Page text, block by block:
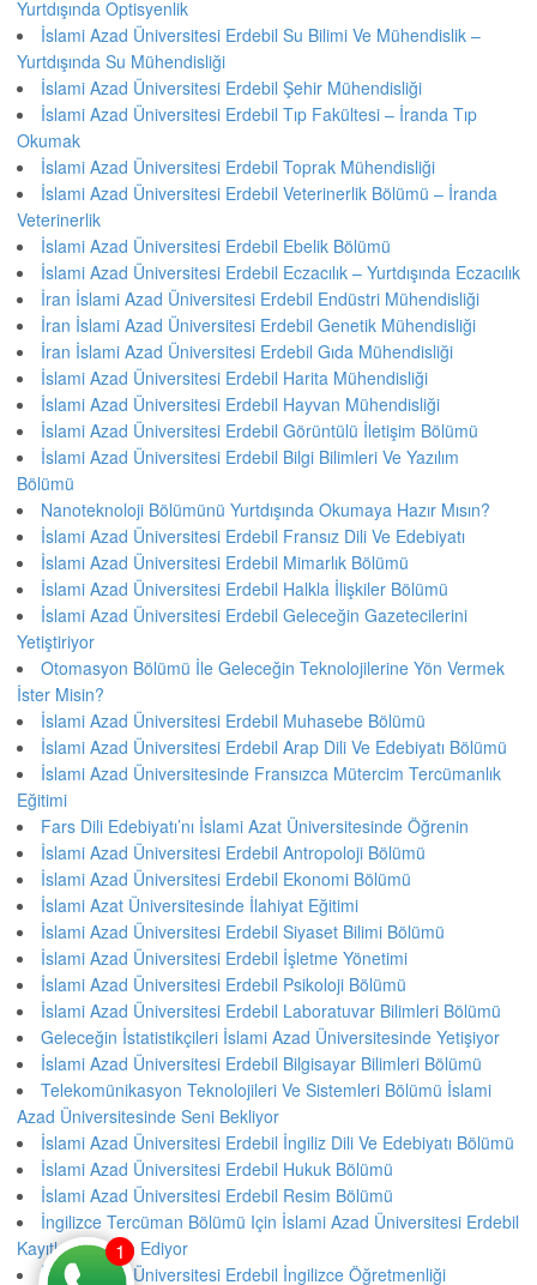
Yurtdışında Optisyenlik
İslami Azad Üniversitesi Erdebil Su Bilimi Ve Mühendislik –
Yurtdışında Su Mühendisliği
İslami Azad Üniversitesi Erdebil Şehir Mühendisliği
İslami Azad Üniversitesi Erdebil Tıp Fakültesi – İranda Tıp
Okumak
İslami Azad Üniversitesi Erdebil Toprak Mühendisliği
İslami Azad Üniversitesi Erdebil Veterinerlik Bölümü – İranda
Veterinerlik
İslami Azad Üniversitesi Erdebil Ebelik Bölümü
İslami Azad Üniversitesi Erdebil Eczacılık – Yurtdışında Eczacılık
İran İslami Azad Üniversitesi Erdebil Endüstri Mühendisliği
İran İslami Azad Üniversitesi Erdebil Genetik Mühendisliği
İran İslami Azad Üniversitesi Erdebil Gıda Mühendisliği
İslami Azad Üniversitesi Erdebil Harita Mühendisliği
İslami Azad Üniversitesi Erdebil Hayvan Mühendisliği
İslami Azad Üniversitesi Erdebil Görüntülü İletişim Bölümü
İslami Azad Üniversitesi Erdebil Bilgi Bilimleri Ve Yazılım
Bölümü
Nanoteknoloji Bölümünü Yurtdışında Okumaya Hazır Mısın?
İslami Azad Üniversitesi Erdebil Fransız Dili Ve Edebiyatı
İslami Azad Üniversitesi Erdebil Mimarlık Bölümü
İslami Azad Üniversitesi Erdebil Halkla İlişkiler Bölümü
İslami Azad Üniversitesi Erdebil Geleceğin Gazetecilerini
Yetiştiriyor
Otomasyon Bölümü İle Geleceğin Teknolojilerine Yön Vermek
İster Misin?
İslami Azad Üniversitesi Erdebil Muhasebe Bölümü
İslami Azad Üniversitesi Erdebil Arap Dili Ve Edebiyatı Bölümü
İslami Azad Üniversitesinde Fransızca Mütercim Tercümanlık
Eğitimi
Fars Dili Edebiyatı’nı İslami Azat Üniversitesinde Öğrenin
İslami Azad Üniversitesi Erdebil Antropoloji Bölümü
İslami Azad Üniversitesi Erdebil Ekonomi Bölümü
İslami Azat Üniversitesinde İlahiyat Eğitimi
İslami Azad Üniversitesi Erdebil Siyaset Bilimi Bölümü
İslami Azad Üniversitesi Erdebil İşletme Yönetimi
İslami Azad Üniversitesi Erdebil Psikoloji Bölümü
İslami Azad Üniversitesi Erdebil Laboratuvar Bilimleri Bölümü
Geleceğin İstatistikçileri İslami Azad Üniversitesinde Yetişiyor
İslami Azad Üniversitesi Erdebil Bilgisayar Bilimleri Bölümü
Telekomünikasyon Teknolojileri Ve Sistemleri Bölümü İslami
Azad Üniversitesinde Seni Bekliyor
İslami Azad Üniversitesi Erdebil İngiliz Dili Ve Edebiyatı Bölümü
İslami Azad Üniversitesi Erdebil Hukuk Bölümü
İslami Azad Üniversitesi Erdebil Resim Bölümü
İngilizce Tercüman Bölümü Için İslami Azad Üniversitesi Erdebil
Kayıtları Devam Ediyor
İslami Azad Üniversitesi Erdebil İngilizce Öğretmenliği
1